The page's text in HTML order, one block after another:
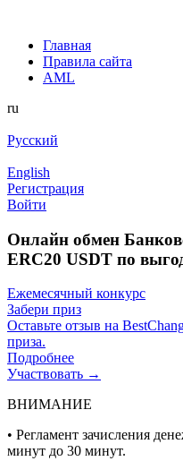
Главная
Правила сайта
AML
ru
Русский
English
Регистрация
Войти
Онлайн обмен
ERC20 USDT по
Ежемесячный конкурс
Забери приз
Оставьте отзыв на
приза.
Подробнее
Участвовать →
ВНИМАНИЕ
• Регламент зачисления
минут до 30 минут.